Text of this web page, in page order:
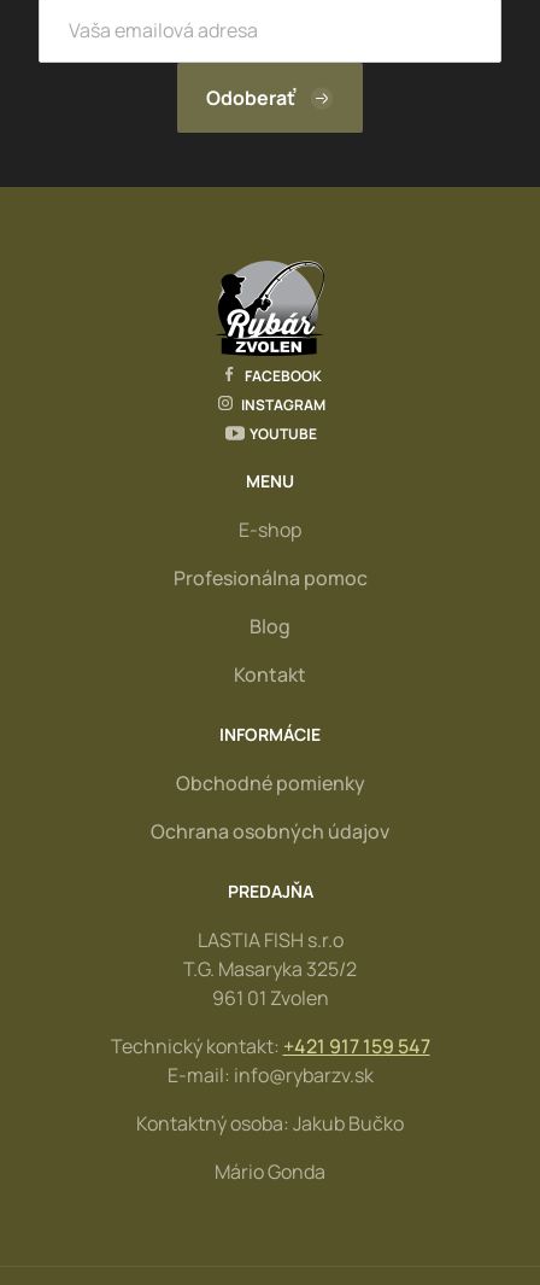
FACEBOOK
INSTAGRAM
YOUTUBE
MENU
E-shop
Profesionálna pomoc
Blog
Kontakt
INFORMÁCIE
Obchodné pomienky
Ochrana osobných údajov
PREDAJŇA
LASTIA FISH s.r.o
T.G. Masaryka 325/2
961 01 Zvolen
Technický kontakt: +421 917 159 547
E-mail: info@rybarzv.sk
Kontaktný osoba: Jakub Bučko
Mário Gonda